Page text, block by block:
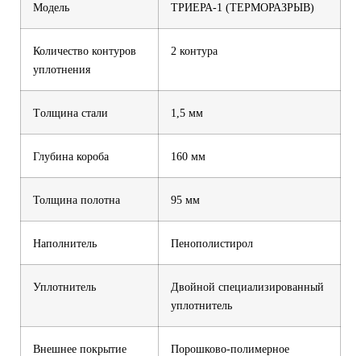
Модель ТРИЕРА-1 (ТЕРМОРАЗРЫВ)
Количество контуров
уплотнения
2 контура
Tолщина стали 1,5 мм
Глубина короба 160 мм
Толщина полотна 95 мм
Наполнитель Пенополистирол
Уплотнитель
Двойной специализированный
уплотнитель
Внешнее покрытие
Порошково-полимерное